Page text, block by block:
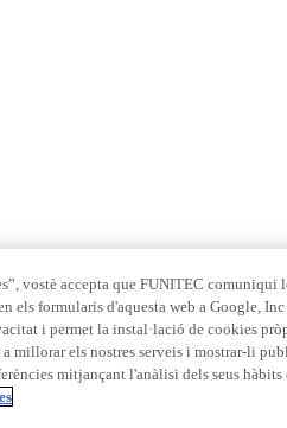
vostè accepta que FUNITEC comuniqui
els formularis d'aquesta web a Google, Inc
i permet la instal·lació de cookies
a millorar els nostres serveis i mostrar-li
mitjançant l'anàlisi dels seus hàbits